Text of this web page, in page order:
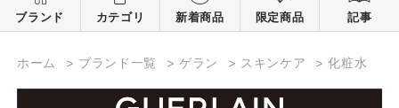
ブランド カテゴリ 新着商品 限定商品 記事
ホーム > ブランド一覧 >ゲラン > スキンケア >化粧水